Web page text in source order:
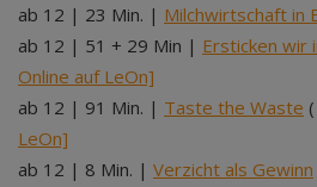
ab 12 | 23 Min. | Milchwirtschaft in
ab 12 | 51 + 29 Min | Ersticken wir
Online auf LeOn]
ab 12 | 91 Min. | Taste the Waste
LeOn]
ab 12 | 8 Min. | Verzicht als Gewinn